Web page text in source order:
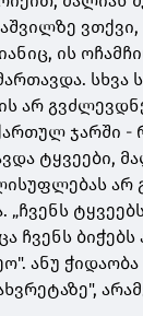
ვთქვი,
ის
სხვა
არ
ჯარში -
ტყვეები,
არ
„ჩვენს
ჩვენს ბიჭებს
ანუ ჭიდაობა